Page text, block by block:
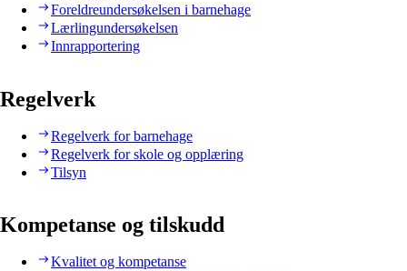
Foreldreundersøkelsen i barnehage
Lærlingundersøkelsen
Innrapportering
Regelverk
Regelverk for barnehage
Regelverk for skole og opplæring
Tilsyn
Kompetanse og tilskudd
Kvalitet og kompetanse